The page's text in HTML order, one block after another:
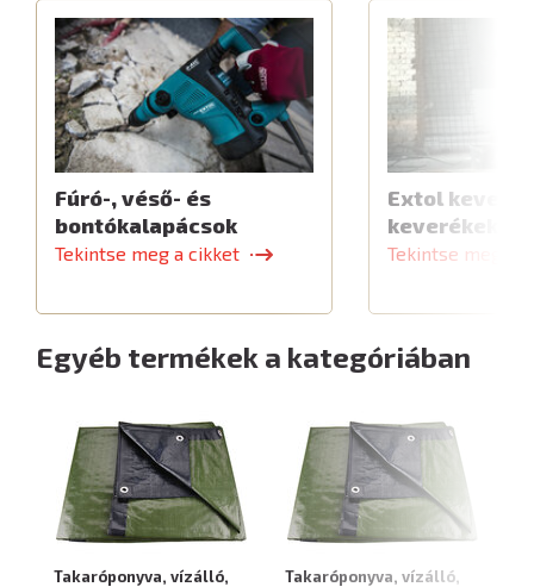
Fúró-, véső- és
bontókalapácsok
Tekintse meg a cikket
Extol
Tekintse meg a
Egyéb termékek a kategóriában
Takaróponyva, vízálló,
Takaróponyva, vízálló,